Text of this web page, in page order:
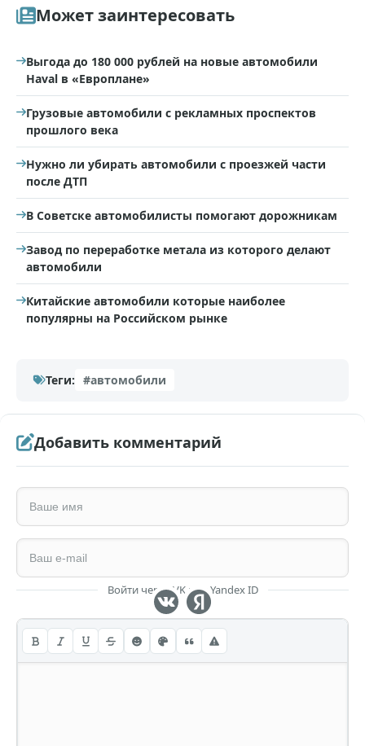
Может заинтересовать
Выгода до 180 000 рублей на новые автомобили
Haval в «Европлане»
Грузовые автомобили с рекламных проспектов
прошлого века
Нужно ли убирать автомобили с проезжей части
после ДТП
В Советске автомобилисты помогают дорожникам
Завод по переработке метала из которого делают
автомобили
Китайские автомобили которые наиболее
популярны на Российском рынке
Теги: #автомобили
Добавить комментарий
Войти через VK или Yandex ID